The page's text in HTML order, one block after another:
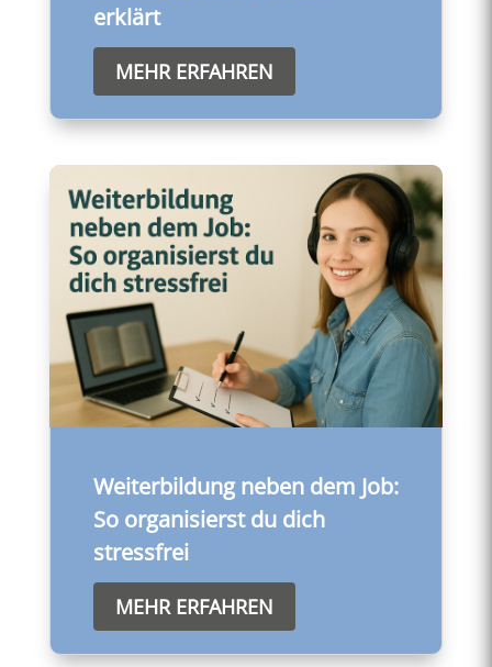
erklärt
MEHR ERFAHREN
Weiterbildung neben dem Job:
So organisierst du dich
stressfrei
MEHR ERFAHREN